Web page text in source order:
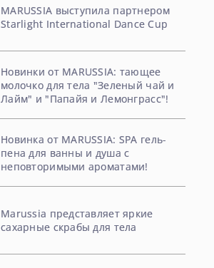
MARUSSIA выступила партнером
Starlight International Dance Cup
Новинки от MARUSSIA: тающее
молочко для тела "Зеленый чай и
Лайм" и "Папайя и Лемонграсс"!
Новинка от MARUSSIA: SPA гель-
пена для ванны и душа с
неповторимыми ароматами!
Marussia представляет яркие
сахарные скрабы для тела